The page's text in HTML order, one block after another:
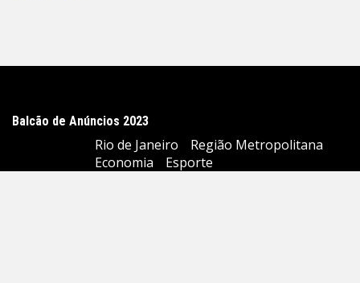
Balcão de Anúncios 2023
Rio de Janeiro
Região Metropolitana
Economia
Esporte